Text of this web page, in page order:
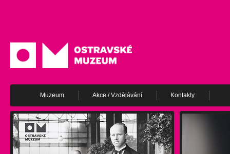
Muzeum Akce / Vzdělávání Kontakty